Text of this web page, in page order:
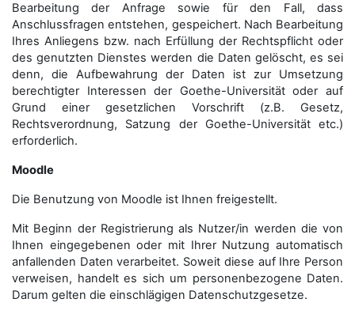
Bearbeitung der Anfrage sowie für den Fall, dass
Anschluss­fragen entstehen, gespeichert. Nach Bearbeitung
Ihres Anliegens bzw. nach Erfüllung der Rechtspflicht oder
des genutzten Dienstes werden die Daten gelöscht, es sei
denn, die Aufbewahrung der Daten ist zur Umsetzung
berechtigter Interessen der Goethe-Universität oder auf
Grund einer gesetzlichen Vorschrift (z.B. Gesetz,
Rechtsverordnung, Satzung der Goethe-Universität etc.)
erforderlich.
Moodle
Die Benutzung von Moodle ist Ihnen freigestellt.
Mit Beginn der Registrierung als Nutzer/in werden die von
Ihnen eingegebenen oder mit Ihrer Nutzung automatisch
anfallenden Daten verarbeitet. Soweit diese auf Ihre Person
verweisen, handelt es sich um personenbezogene Daten.
Darum gelten die einschlägigen Datenschutzgesetze.